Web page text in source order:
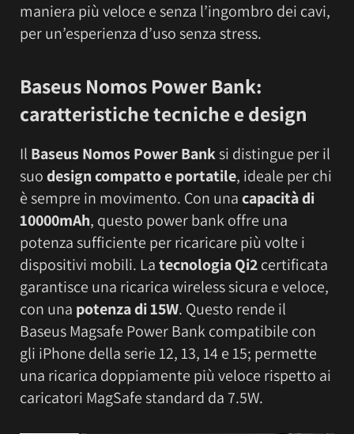
maniera più veloce e senza l’ingombro dei cavi,
per un’esperienza d’uso senza stress.
Baseus Nomos Power Bank:
caratteristiche tecniche e design
Il Baseus Nomos Power Banksi distingue per il
suodesign compatto e portatile, ideale per chi
è sempre in movimento. Con unacapacità di
10000mAh, questo power bank offre una
potenza sufficiente per ricaricare più volte i
dispositivi mobili. Latecnologia Qi2certificata
garantisce una ricarica wireless sicura e veloce,
con una potenza di 15W. Questo rende il
Baseus Magsafe Power Bank compatibile con
gli iPhone della serie 12, 13, 14 e 15; permette
una ricarica doppiamente più veloce rispetto ai
caricatori MagSafe standard da 7.5W.